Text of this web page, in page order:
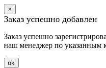
×
Заказ успешно добавлен
Заказ успешно
наш менеджер по указанным
оk